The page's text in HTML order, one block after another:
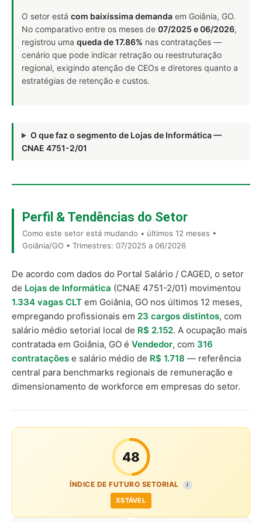
O setor está com baixíssima demanda em Goiânia, GO.
No comparativo entre os meses de 07/2025 e 06/2026,
registrou uma queda de 17.86% nas contratações —
cenário que pode indicar retração ou reestruturação
regional, exigindo atenção de CEOs e diretores quanto a
estratégias de retenção e custos.
O que faz o segmento de Lojas de Informática —
CNAE 4751-2/01
Perfil & Tendências do Setor
Como este setor está mudando • últimos 12 meses •
Goiânia/GO • Trimestres: 07/2025 a 06/2026
De acordo com dados do Portal Salário / CAGED, o setor
de Lojas de Informática (CNAE 4751-2/01) movimentou
1.334 vagas CLT em Goiânia, GO nos últimos 12 meses,
empregando profissionais em 23 cargos distintos, com
salário médio setorial local de R$ 2.152. A ocupação mais
contratada em Goiânia, GO é Vendedor, com 316
contratações e salário médio de R$ 1.718 — referência
central para benchmarks regionais de remuneração e
dimensionamento de workforce em empresas do setor.
48
ÍNDICE DE FUTURO SETORIAL I
ESTÁVEL